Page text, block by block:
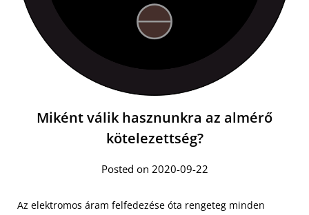
Miként válik hasznunkra az almérő
kötelezettség?
Posted on 2020-09-22
Az elektromos áram felfedezése óta rengeteg minden